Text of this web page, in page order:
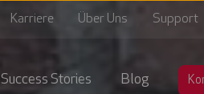
Karriere Über Uns Support
Success Stories Blog